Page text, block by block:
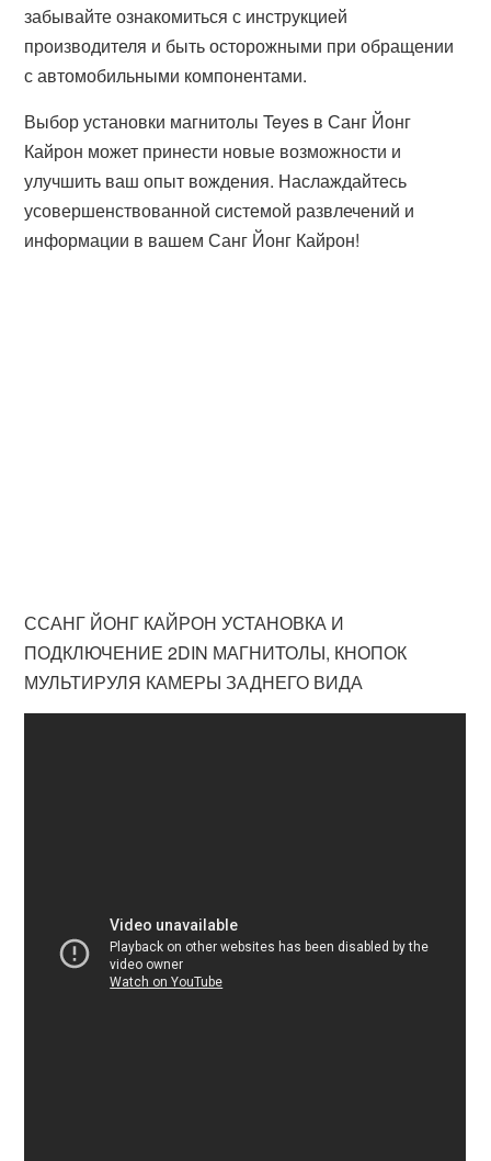
забывайте ознакомиться с инструкцией
производителя и быть осторожными при обращении
с автомобильными компонентами.
Выбор установки магнитолы Teyes в Санг Йонг
Кайрон может принести новые возможности и
улучшить ваш опыт вождения. Наслаждайтесь
усовершенствованной системой развлечений и
информации в вашем Санг Йонг Кайрон!
ССАНГ ЙОНГ КАЙРОН УСТАНОВКА И
ПОДКЛЮЧЕНИЕ 2DIN МАГНИТОЛЫ, КНОПОК
МУЛЬТИРУЛЯ КАМЕРЫ ЗАДНЕГО ВИДА